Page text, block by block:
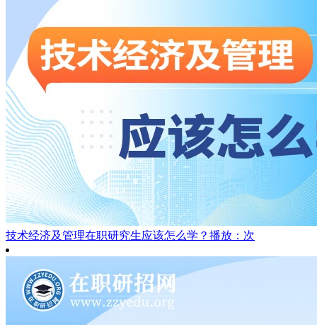
技术经济及管理在职研究生应该怎么学？ 播放：次